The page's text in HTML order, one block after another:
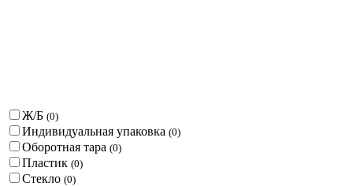
Ж/Б (0)
Индивидуальная упаковка (0)
Оборотная тара (0)
Пластик (0)
Стекло (0)